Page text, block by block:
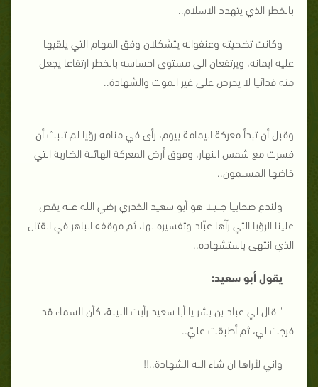
بالخطر الذي يتهدد الاسلام..
وكانت تضحيته وعنفوانه يتشكلان وفق المهام التي يلقيها
عليه ايمانه، ويرتفعان الى مستوى احساسه بالخطر ارتفاعا يجعل
منه فدائيا لا يحرص على غير الموت والشهادة..
وقبل أن تبدأ معركة اليمامة بيوم، رأى في منامه رؤيا لم تلبث أن
فسرت مع شمس النهار، وفوق أرض المعركة الهائلة الضارية التي
خاضها المسلمون..
ولندع صحابيا جليلا هو أبو سعيد الخدري رضي الله عنه يقص
علينا الرؤيا التي رآها عبّاد وتفسيره لها، ثم موقفه الباهر في القتال
الذي انتهى باستشهاده..
يقول أبو سعيد:
" قال لي عباد بن بشر يا أبا سعيد رأيت الليلة، كأن السماء قد
فرجت لي، ثم أطبقت عليّ..
واني لأراها ان شاء الله الشهادة..!!